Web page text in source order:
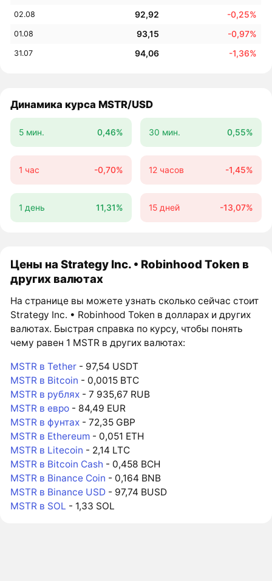
02.08 92,92 -0,25%
01.08 93,15 -0,97%
31.07 94,06 -1,36%
Динамика курса MSTR/USD
5 мин. 0,46% 30 мин. 0,55%
1 час -0,70% 12 часов -1,45%
1 день 11,31% 15 дней -13,07%
Цены на Strategy Inc. • Robinhood Token в
других валютах
На странице вы можете узнать сколько сейчас стоит
Strategy Inc. • Robinhood Token в долларах и других
валютах. Быстрая справка по курсу, чтобы понять
чему равен 1 MSTR в других валютах:
MSTR в Tether - 97,54 USDT
MSTR в Bitcoin - 0,0015 BTC
MSTR в рублях - 7 935,67 RUB
MSTR в евро - 84,49 EUR
MSTR в фунтах - 72,35 GBP
MSTR в Ethereum - 0,051 ETH
MSTR в Litecoin - 2,14 LTC
MSTR в Bitcoin Cash - 0,458 BCH
MSTR в Binance Coin - 0,164 BNB
MSTR в Binance USD - 97,74 BUSD
MSTR в SOL - 1,33 SOL